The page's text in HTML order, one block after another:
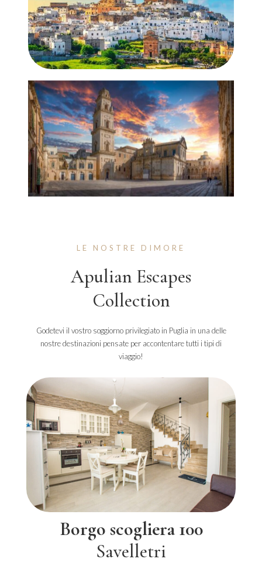
LE NOSTRE DIMORE
Apulian Escapes
Collection
Godetevi il vostro soggiorno privilegiato in Puglia in una delle
nostre destinazioni pensate per accontentare tutti i tipi di
viaggio!
Borgo scogliera 100
Savelletri